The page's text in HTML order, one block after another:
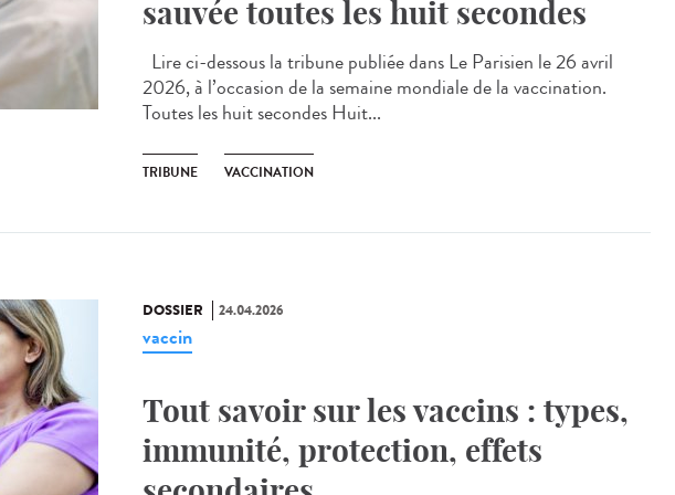
sauvée toutes les huit secondes
Lire ci-dessous la tribune publiée dans Le Parisien le 26 avril
2026, à l’occasion de la semaine mondiale de la vaccination.
Toutes les huit secondes Huit...
TRIBUNE VACCINATION
DOSSIER 24.04.2026
vaccin
Tout savoir sur les vaccins : types,
immunité, protection, effets